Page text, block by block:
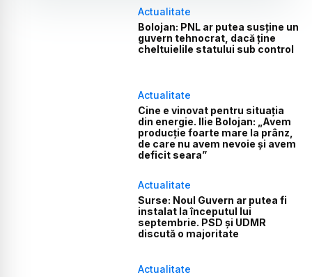
Actualitate
Bolojan: PNL ar putea susține un
guvern tehnocrat, dacă ține
cheltuielile statului sub control
Actualitate
Cine e vinovat pentru situația
din energie. Ilie Bolojan: „Avem
producție foarte mare la prânz,
de care nu avem nevoie și avem
deficit seara”
Actualitate
Surse: Noul Guvern ar putea fi
instalat la începutul lui
septembrie. PSD și UDMR
discută o majoritate
Actualitate